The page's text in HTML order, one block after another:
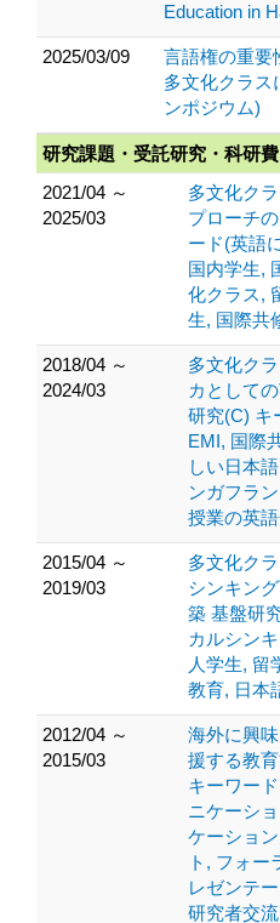
Education in
2025/03/09
言語権の重要
多文化クラス
ンポジウム)
研究課題・受託研究・科研費
2021/04 ～
2025/03
多文化ク
プローチ
ード(英語
国内学生,
化クラス,
生, 国際共
2018/04 ～
2024/03
多文化ク
カとして
研究(C) キ
EMI, 国際
しい日本
ンガフラ
授業の英
2015/04 ～
2019/03
多文化ク
シンキン
築 基盤研
カルシン
人学生, 留
教育, 日本
2012/04 ～
2015/03
海外に興
援する教
キーワー
ニケーシ
ケーショ
ト, フォー
レゼンテ
研究者交